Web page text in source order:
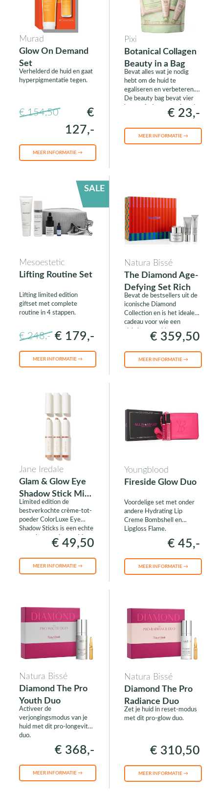
Murad
Glow On Demand
Set
Verhelderd de huid en gaat
hyperpigmentatie tegen.
€ 154,50
€
127,-
MEER INFORMATIE →
Pixi
Botanical Collagen
Beauty in a Bag
Bevat alles wat je nodig
hebt om de huid te
egaliseren en verbeteren.
De beauty bag bevat vier
items uit de verstevigende
Botanical Collagen€ 23,-
MEER INFORMATIE →
SALE
Mesoestetic
Lifting Routine Set
Lifting limited edition
giftset met complete
routine in 4 stappen.
€ 248,- € 179,-
MEER INFORMATIE →
Natura Bissé
The Diamond Age-
Defying Set Rich
Bevat de bestsellers uit de
iconische Diamond
Collection en is het ideale
cadeau voor wie een
zichtbaar strakkere en
gelifte huid wil hebben.
€ 359,50
MEER INFORMATIE →
Jane Iredale
Glam & Glow Eye
Shadow Stick Mini
Trio
Limited edition de
bestverkochte crème-tot-
poeder ColorLuxe Eye
Shadow Sticks is een echte
must-have en bevat drie
feestelijke tinten om de
definiëren.
€ 49,50
MEER INFORMATIE →
Youngblood
Fireside Glow Duo
Voordelige set met onder
andere Hydrating Lip
Creme Bombshell en
Lipgloss Flame.
€ 45,-
MEER INFORMATIE →
Natura Bissé
Diamond The Pro
Youth Duo
Activeer de
verjongingsmodus van je
huid met dit pro-longevity
duo.
€ 368,-
MEER INFORMATIE →
Natura Bissé
Diamond The Pro
Radiance Duo
Zet je huid in reset-modus
met dit pro-glow duo.
€ 310,50
MEER INFORMATIE →